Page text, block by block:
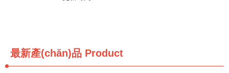
最新產(chǎn)品 Product